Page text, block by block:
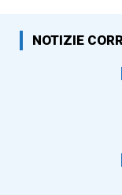
NOTIZIE